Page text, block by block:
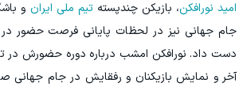
امید نورافکن، بازیکن چندپستهتیم ملی ایران و
جام جهانی نیز در لحظات پایانی فرصت حضور در
دست داد. نورافکن امشب درباره دوره حضورش در
آخر و نمایش بازیکنان و رفقایش در جام جهانی